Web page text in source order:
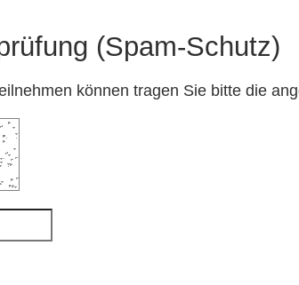
(Spam-Schutz)
können tragen Sie bitte die